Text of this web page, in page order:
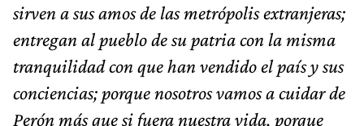
sirven a sus amos de las metrópolis extranjeras;
entregan al pueblo de su patria con la misma
tranquilidad con que han vendido el país y sus
conciencias; porque nosotros vamos a cuidar de
Perón más que si fuera nuestra vida, porque